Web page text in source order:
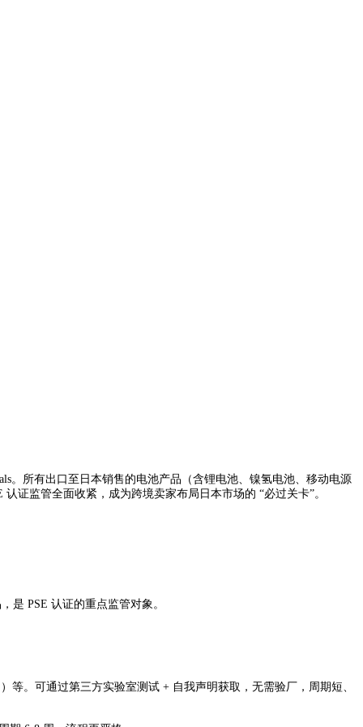
。所有出口至日本销售的电池产品（含锂电池、镍氢电池、移动电源
证监管全面收紧，成为跨境卖家布局日本市场的 “必过关卡”。
是 PSE 认证的重点监管对象。
等。可通过第三方实验室测试 + 自我声明获取，无需验厂，周期短、